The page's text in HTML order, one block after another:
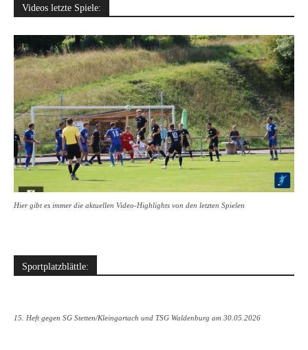
Videos letzte Spiele:
Hier gibt es immer die aktuellen Video-Highlights von den letzten Spielen
Sportplatzblättle:
15. Heft gegen SG Stetten/Kleingartach und TSG Waldenburg am 30.05.2026